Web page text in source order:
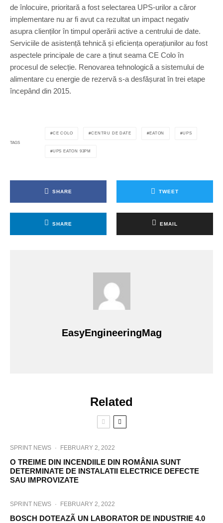
de înlocuire, prioritară a fost selectarea UPS-urilor a căror
implementare nu ar fi avut ca rezultat un impact negativ
asupra clienților în timpul operării active a centrului de date.
Serviciile de asistență tehnică și eficiența operațiunilor au fost
aspectele principale de care a ținut seama CE Colo în
procesul de selecție. Renovarea tehnologică a sistemului de
alimentare cu energie de rezervă s-a desfășurat în trei etape
începând din 2015.
TAGS
CE COLO CENTRU DE DATE EATON UPS
UPS EATON 93PM
SHARE TWEET
SHARE EMAIL
EasyEngineeringMag
Related
SPRINT NEWS · FEBRUARY 2, 2022
O TREIME DIN INCENDIILE DIN ROMÂNIA SUNT
DETERMINATE DE INSTALATII ELECTRICE DEFECTE
SAU IMPROVIZATE
SPRINT NEWS · FEBRUARY 2, 2022
BOSCH DOTEAZÃ UN LABORATOR DE INDUSTRIE 4.0